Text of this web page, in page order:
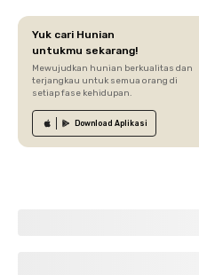
Yuk cari Hunian
untukmu sekarang!
Mewujudkan hunian berkualitas dan
terjangkau untuk semua orang di
setiap fase kehidupan.
Download Aplikasi